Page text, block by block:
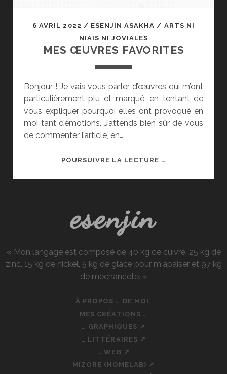
6 AVRIL 2022 / ESENJIN ASAKHA / ARTS NI
NIAIS NI JOVIALES
MES ŒUVRES FAVORITES
Bonjour ! Je vais vous parler d’œuvres qui m’ont
particulièrement plu et marqué, en tentant de
vous expliquer pourquoi elles ont provoqué en
moi tant d’émotions. J’attends bien sûr de vous
de commenter l’article, en…
POURSUIVRE LA LECTURE …
esenjin
« Mon langage est composé de 40 kg de cuivre, 25 kg de
zinc, 15 kg de nickel, 5 kg de glace pour m'apaiser et 97 kg
de méchanceté. »
À PROPOS … DE MOI.
MES CRÉATIONS …
… GRAPHIQUES ↗
… LITTÉRAIRES ↗
… WEB ↗
MIZORE (HOMELAB) ↗